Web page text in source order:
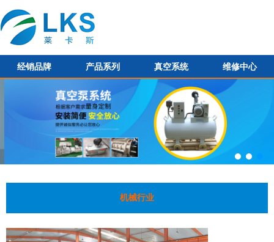
经销品牌 产品系列 真空系统 维修中心
机械行业